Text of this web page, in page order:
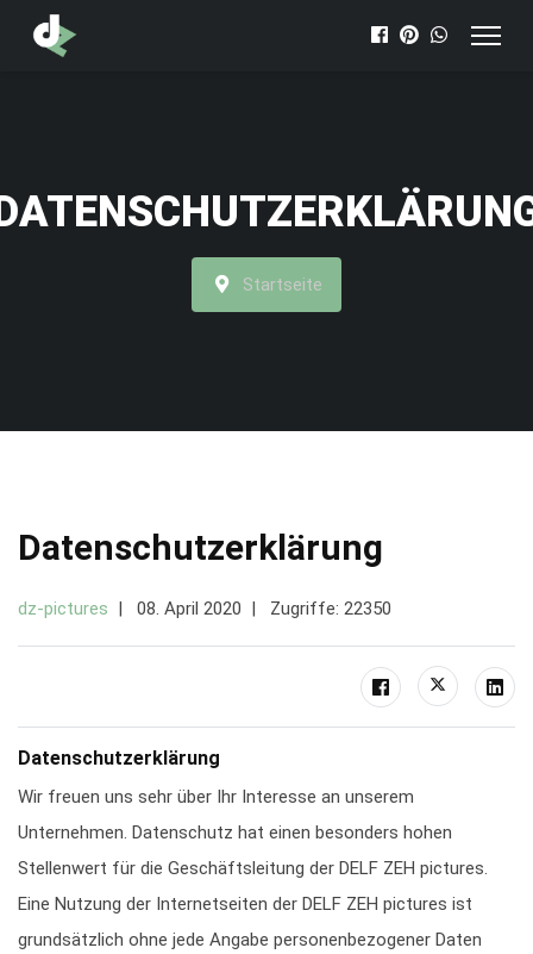
Startseite
Datenschutzerklärung
dz-pictures 08. April 2020 Zugriffe: 22350
Datenschutzerklärung
Wir freuen uns sehr über Ihr Interesse an unserem
Unternehmen. Datenschutz hat einen besonders hohen
Stellenwert für die Geschäftsleitung der DELF ZEH pictures.
Eine Nutzung der Internetseiten der DELF ZEH pictures ist
grundsätzlich ohne jede Angabe personenbezogener Daten